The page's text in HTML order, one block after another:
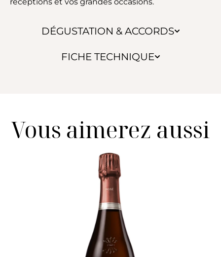
DÉGUSTATION & ACCORDS
FICHE TECHNIQUE
Vous aimerez aussi